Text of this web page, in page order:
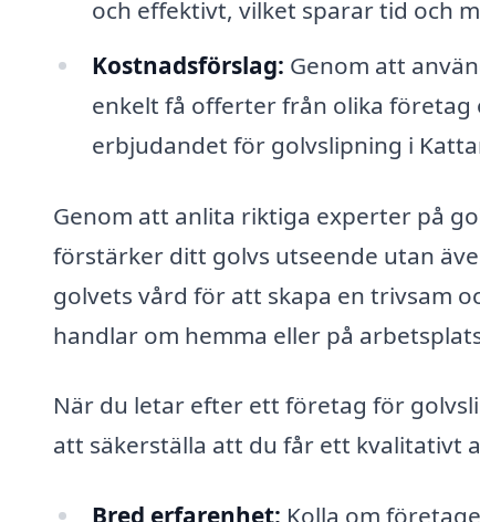
och effektivt, vilket sparar tid och
Kostnadsförslag: Genom att
enkelt få offerter från olika företag
erbjudandet för golvslipning i
Genom att anlita riktiga experter på
förstärker ditt golvs utseende utan
golvets vård för att skapa en trivsam
handlar om hemma eller på
När du letar efter ett företag för
att säkerställa att du får ett kvalitativt
Bred erfarenhet: Kolla om